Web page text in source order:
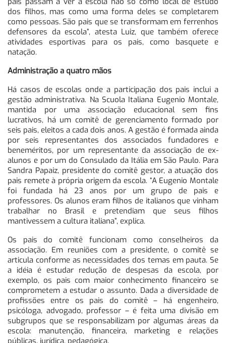
dos filhos, mas como uma forma deles se completarem
como pessoas. São pais que se transformam em ferrenhos
defensores da escola”, atesta Luiz, que também oferece
atividades esportivas para os pais, como basquete e
natação.
Administração a quatro mãos
Há casos de escolas onde a participação dos pais inclui a
gestão administrativa. Na Scuola Italiana Eugenio Montale,
mantida por uma associação educacional sem fins
lucrativos, há um comitê de gerenciamento formado por
seis pais, eleitos a cada dois anos. A gestão é formada ainda
por seis representantes dos associados fundadores e
beneméritos, por um representante da associação de ex-
alunos e por um do Consulado da Itália em São Paulo. Para
Sandra Papaiz, presidente do comitê gestor, a atuação dos
pais remete à própria origem da escola. “A Eugenio Montale
foi fundada há 23 anos por um grupo de pais e
professores. Os alunos eram filhos de italianos que vinham
trabalhar no Brasil e pretendiam que seus filhos
mantivessem a cultura italiana”, explica.
Os pais do comitê funcionam como conselheiros da
associação. Em reuniões com a presidente, o comitê se
articula conforme as necessidades dos temas em pauta. Se
a idéia é estudar redução de despesas da escola, por
exemplo, os pais com maior conhecimento financeiro se
comprometem a estudar o assunto. Dada a diversidade de
profissões entre os pais do comitê – há engenheiro,
psicóloga, advogado, professor – é feita uma divisão em
subgrupos que se responsabilizam por algumas áreas da
escola: manutenção, financeira, marketing e relações